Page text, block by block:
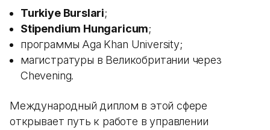
Turkiye Burslari;
Stipendium Hungaricum;
программы Aga Khan University;
магистратуры в Великобритании через
Chevening.
Международный диплом в этой сфере
открывает путь к работе в управлении